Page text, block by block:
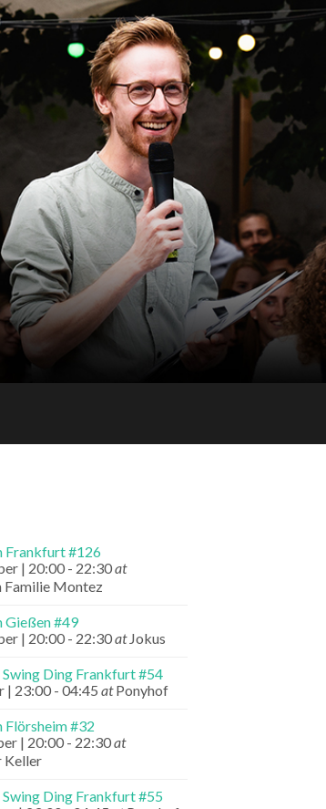
Frankfurt #126
| 20:00 - 22:30at
Familie Montez
Gießen #49
| 20:00 - 22:30at Jokus
Swing Ding Frankfurt #54
| 23:00 - 04:45 atPonyhof
Flörsheim #32
| 20:00 - 22:30at
Keller
Ding Frankfurt #55